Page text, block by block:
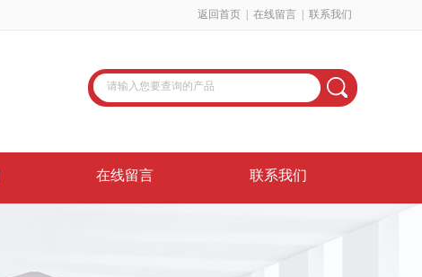
返回首页 在线留言 联系我们
在线留言 联系我们